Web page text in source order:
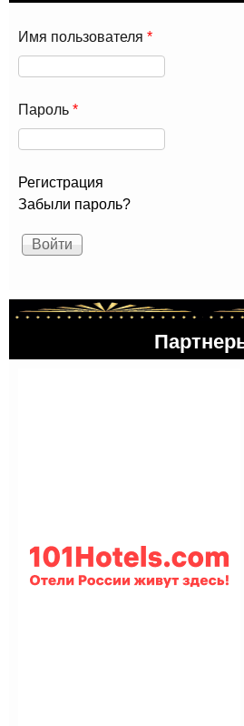
Имя пользователя *
Пароль *
Регистрация
Забыли пароль?